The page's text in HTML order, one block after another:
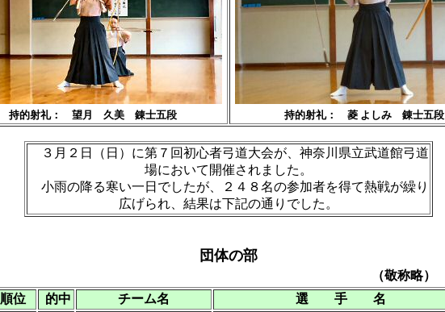
持的射礼： 望月 久美 錬士五段 持的射礼： 菱 よしみ 錬士五段
３月２日（日）に第７回初心者弓道大会が、神奈川県立武道館弓道
場において開催されました。
小雨の降る寒い一日でしたが、２４８名の参加者を得て熱戦が繰り
広げられ、結果は下記の通りでした。
団体の部
（敬称略）
順位
的中 チーム名
選 手 名